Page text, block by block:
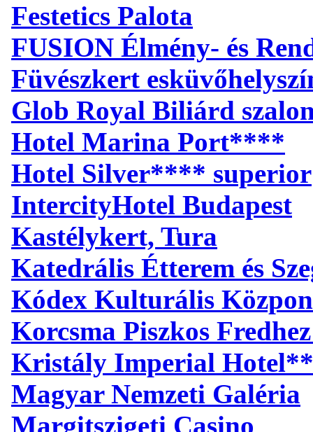
Festetics Palota
FUSION Élmény- és
Füvészkert
Glob Royal Biliárd
Hotel Marina Port****
Hotel Silver**** superior
IntercityHotel Budapest
Kastélykert, Tura
Katedrális Étterem és
Kódex Kulturális
Korcsma Piszkos
Kristály Imperial
Magyar Nemzeti Galéria
Margitszigeti Casino